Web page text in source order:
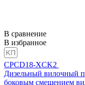
В сравнение
В избранное
CPCD18-XCK2
Дизельный вилочный
боковым смещением